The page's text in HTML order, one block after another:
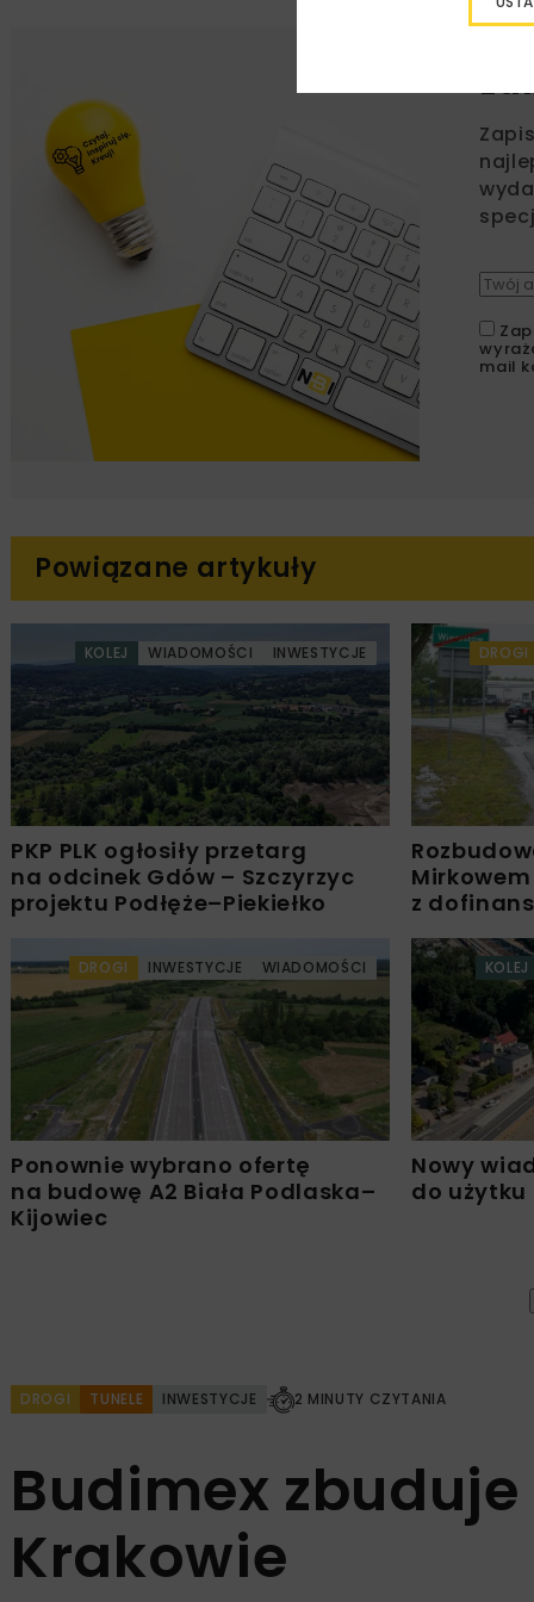
mail
Powiązane artykuły
KOLEJ WIADOMOŚCI INWESTYCJE
PKP PLK ogłosiły przetarg
na odcinek Gdów – Szczyrzyc
projektu Podłęże–Piekiełko
DROGI
z
DROGI INWESTYCJE WIADOMOŚCI
Ponownie wybrano ofertę
na budowę A2 Biała Podlaska–
Kijowiec
KOLEJ
Nowy
do użytku
DROGI TUNELE INWESTYCJE 2 MINUTY CZYTANIA
Budimex
Krakowie